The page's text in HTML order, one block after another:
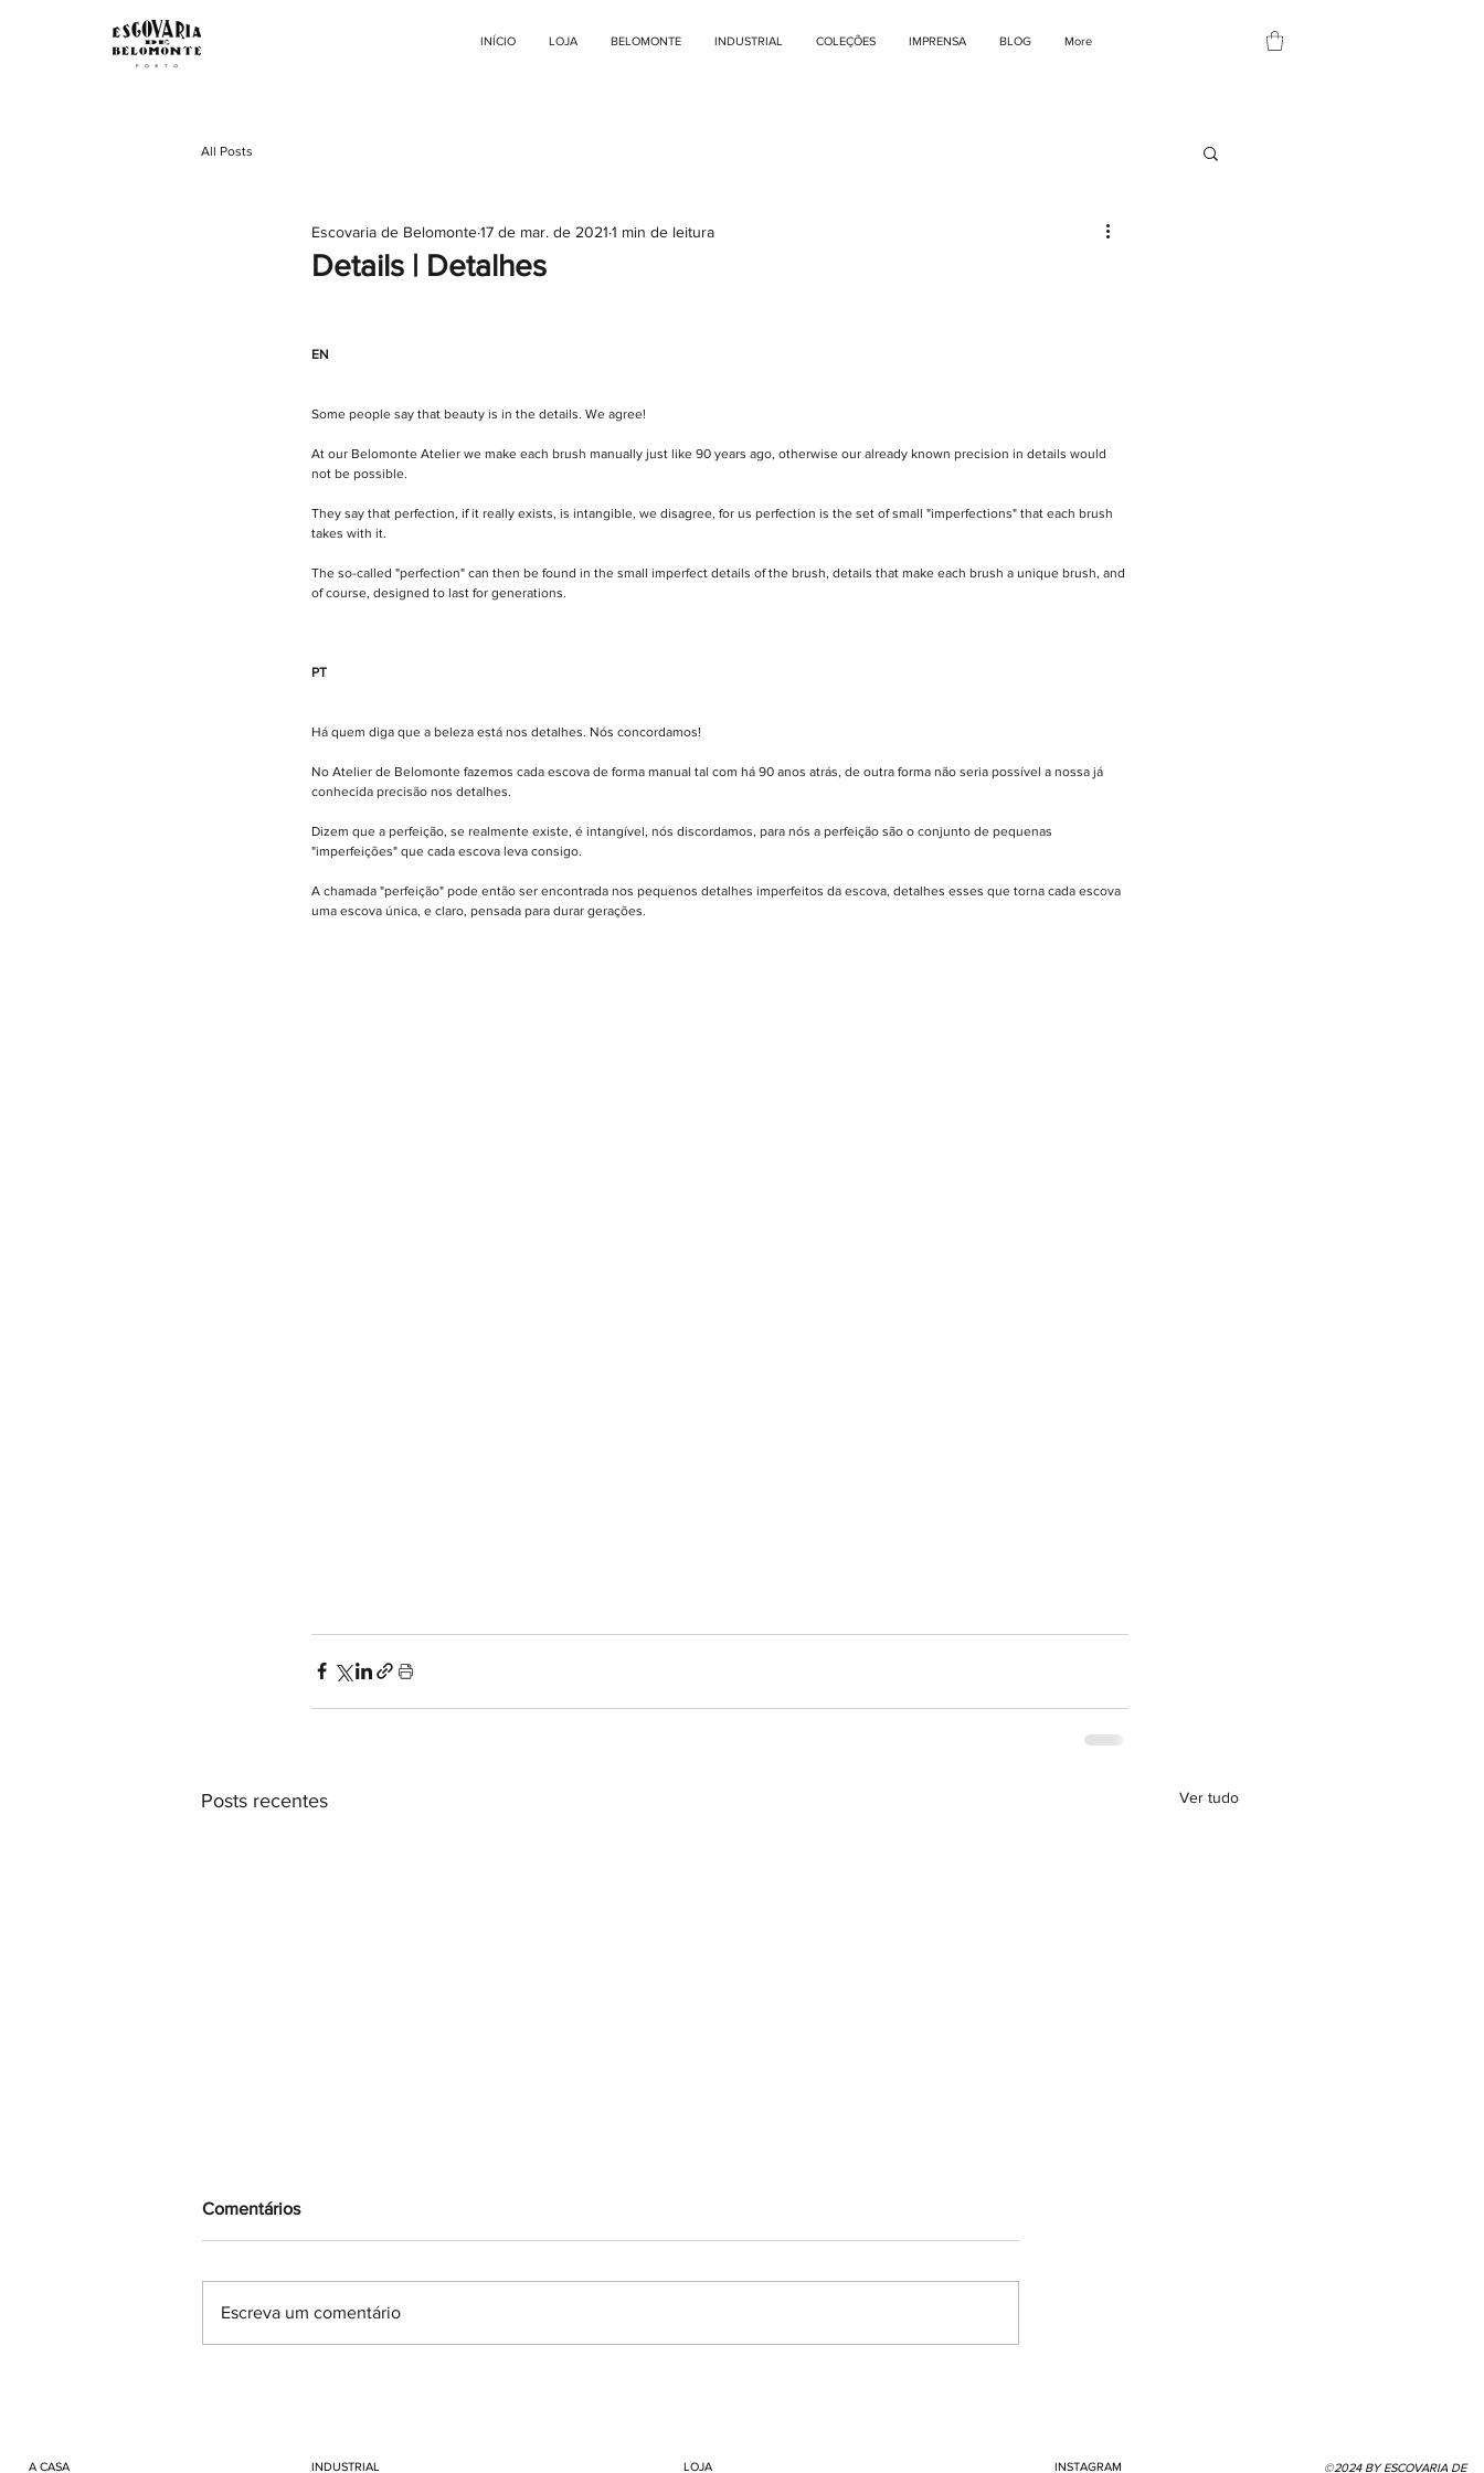
INÍCIO LOJA BELOMONTE INDUSTRIAL COLEÇÕES IMPRENSA BLOG More
All Posts
Details | Detalhes
Escovaria de Belomonte17 de mar. de 2021 1 min de leitura
EN
Some people say that beauty is in the details. We agree!
At our Belomonte Atelier we make each brush manually just like 90 years ago, otherwise our already known precision in details would
not be possible.
They say that perfection, if it really exists, is intangible, we disagree, for us perfection is the set of small "imperfections" that each brush
takes with it.
The so-called "perfection" can then be found in the small imperfect details of the brush, details that make each brush a unique brush, and
of course, designed to last for generations.
PT
Há quem diga que a beleza está nos detalhes. Nós concordamos!
No Atelier de Belomonte fazemos cada escova de forma manual tal com há 90 anos atrás, de outra forma não seria possível a nossa já
conhecida precisão nos detalhes.
Dizem que a perfeição, se realmente existe, é intangível, nós discordamos, para nós a perfeição são o conjunto de pequenas
"imperfeições" que cada escova leva consigo.
A chamada "perfeição" pode então ser encontrada nos pequenos detalhes imperfeitos da escova, detalhes esses que torna cada escova
uma escova única, e claro, pensada para durar gerações.
Posts recentes Ver tudo
Comentários
Escreva um comentário
A CASA INDUSTRIAL LOJA INSTAGRAM ©2024 BY ESCOVARIA DE